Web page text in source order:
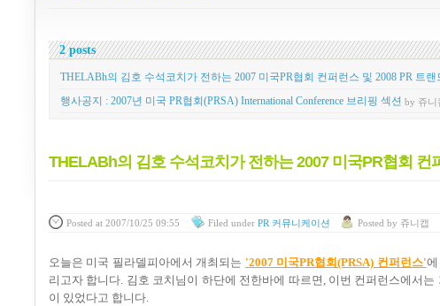
2 posts
THELABh의 김호 수석코치가 전하는 2007 미국PR협회 컨퍼런스 및 2008 PR 트랜
행사공지 : 2007년 미국 PR협회(PRSA) International Conference 브리핑 섹션 by 쥬니
THELABh의 김호 수석코치가 전하는 2007 미국PR협회 컨
Posted at 2007/10/25 09:55 Filed under PR 커뮤니케이션 Posted by 쥬니캡
오늘은 미국 필라델피아에서 개최되는 '2007 미국PR협회(PRSA) 컨퍼런스'
리고자 합니다. 김호 코치님이 하단에 전한바에 따르면, 이번 컨퍼런스에서
이 있었다고 합니다.